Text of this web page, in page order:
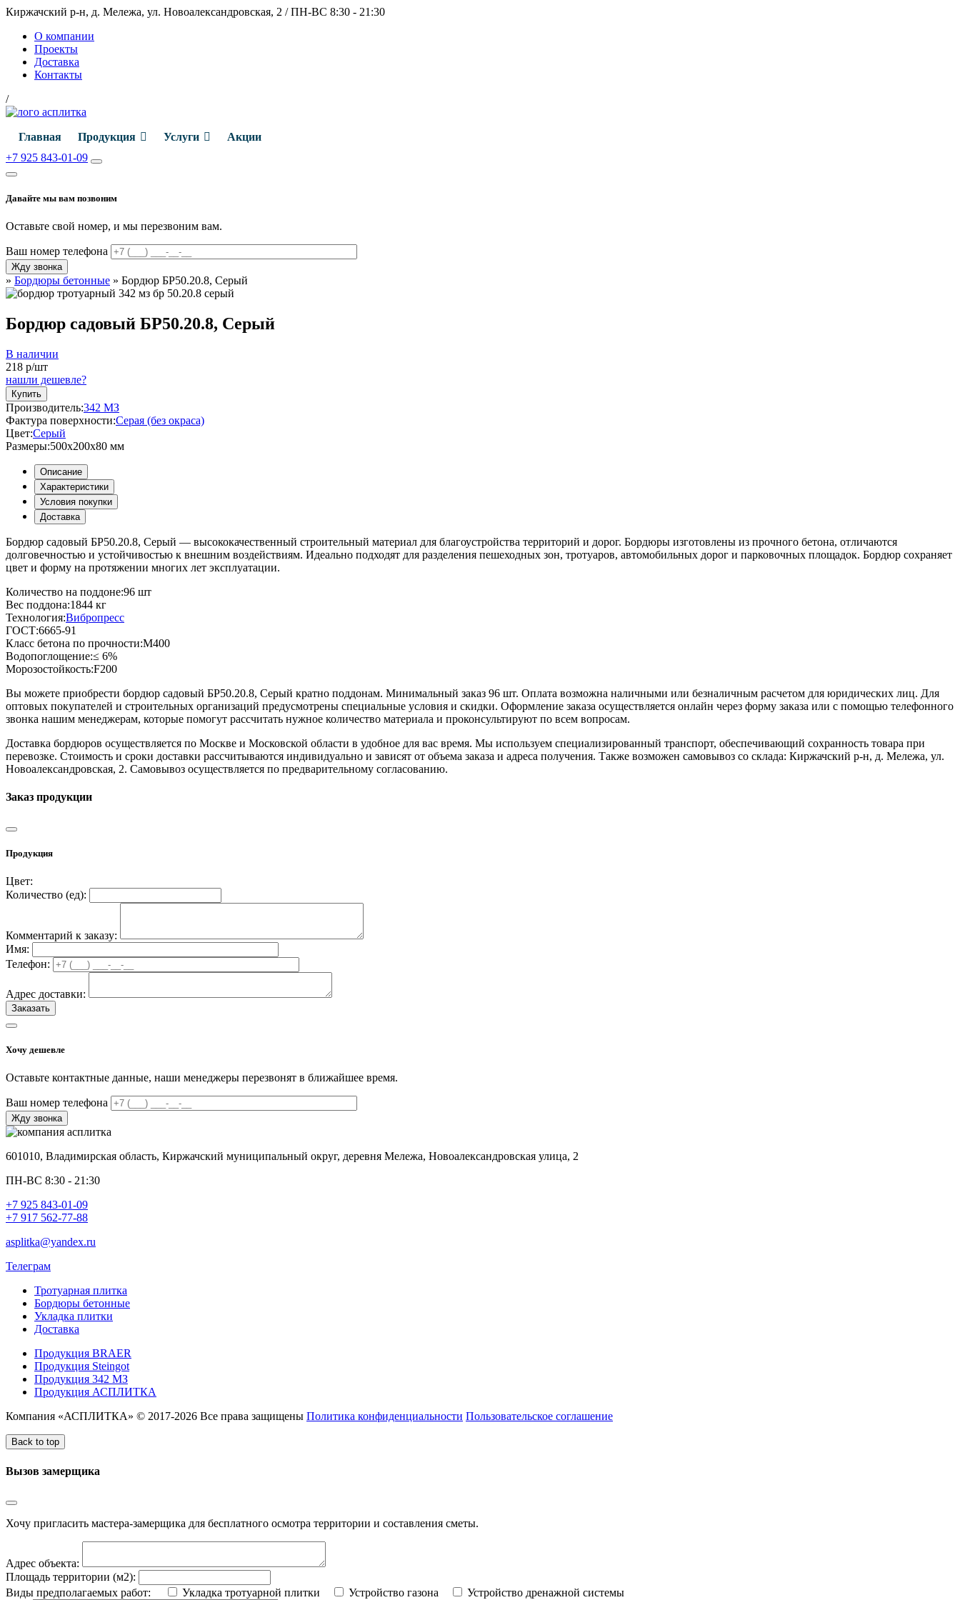
Киржачский р-н, д. Мележа, ул. Новоалександровская, 2 / ПН-ВС 8:30 - 21:30
О компании
Проекты
Доставка
Контакты
/
Главная Продукция Услуги
Акции
+7 925 843-01-09
Давайте мы вам позвоним
Оставьте свой номер, и мы перезвоним вам.
Ваш номер телефона
» Бордюры бетонные » Бордюр БР50.20.8, Серый
Бордюр садовый БР50.20.8, Серый
В наличии
218 р/шт
нашли дешевле?
Купить
Производитель:342 МЗ
Фактура поверхности:Серая (без окраса)
Цвет:Серый
Размеры:500х200x80 мм
Описание
Характеристики
Условия покупки
Доставка
Бордюр садовый БР50.20.8, Серый — высококачественный строительный материал для благоустройства территорий и дорог. Бордюры изготовлены из прочного бетона, отличаются
долговечностью и устойчивостью к внешним воздействиям. Идеально подходят для разделения пешеходных зон, тротуаров, автомобильных дорог и парковочных площадок. Бордюр сохраняет
цвет и форму на протяжении многих лет эксплуатации.
Количество на поддоне:96 шт
Вес поддона:1844 кг
Технология:Вибропресс
ГОСТ:6665-91
Класс бетона по прочности:М400
Водопоглощение:≤ 6%
Морозостойкость:F200
Вы можете приобрести бордюр садовый БР50.20.8, Серый кратно поддонам. Минимальный заказ 96 шт. Оплата возможна наличными или безналичным расчетом для юридических лиц. Для
оптовых покупателей и строительных организаций предусмотрены специальные условия и скидки. Оформление заказа осуществляется онлайн через форму заказа или с помощью телефонного
звонка нашим менеджерам, которые помогут рассчитать нужное количество материала и проконсультируют по всем вопросам.
Доставка бордюров осуществляется по Москве и Московской области в удобное для вас время. Мы используем специализированный транспорт, обеспечивающий сохранность товара при
перевозке. Стоимость и сроки доставки рассчитываются индивидуально и зависят от объема заказа и адреса получения. Также возможен самовывоз со склада: Киржачский р-н, д. Мележа, ул.
Новоалександровская, 2. Самовывоз осуществляется по предварительному согласованию.
Заказ продукции
Продукция
Цвет:
Количество (ед):
Комментарий к заказу:
Имя:
Телефон:
Адрес доставки:
Хочу дешевле
Оставьте контактные данные, наши менеджеры перезвонят в ближайшее время.
Ваш номер телефона
601010, Владимирская область, Киржачский муниципальный округ, деревня Мележа, Новоалександровская улица, 2
ПН-ВС 8:30 - 21:30
+7 925 843-01-09
+7 917 562-77-88
asplitka@yandex.ru
Телеграм
Тротуарная плитка
Бордюры бетонные
Укладка плитки
Доставка
Продукция BRAER
Продукция Steingot
Продукция 342 МЗ
Продукция АСПЛИТКА
Компания «АСПЛИТКА» © 2017-2026 Все права защищены Политика конфиденциальности Пользовательское соглашение
Back to top
Вызов замерщика
Хочу пригласить мастера-замерщика для бесплатного осмотра территории и составления сметы.
Адрес объекта:
Площадь территории (м2):
Виды предполагаемых работ:
Укладка тротуарной плитки Устройство газона
Устройство дренажной системы